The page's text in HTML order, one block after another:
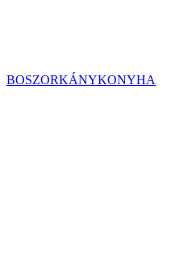
BOSZORKÁNYKONYHA